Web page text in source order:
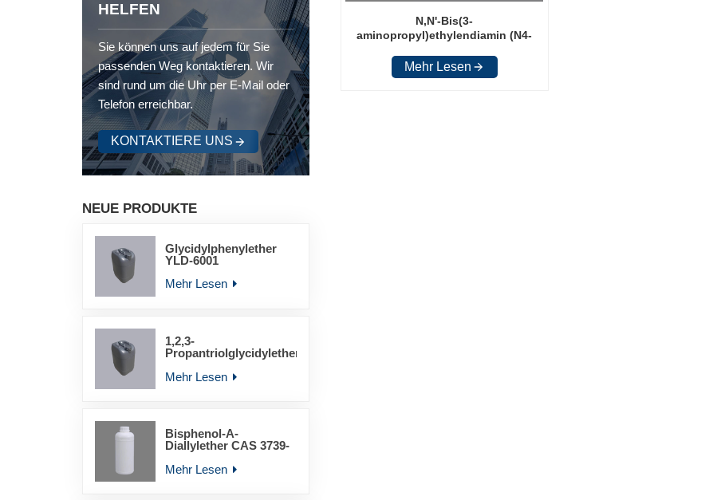
HELFEN
Sie können uns auf jedem für Sie
passenden Weg kontaktieren. Wir
sind rund um die Uhr per E-Mail oder
Telefon erreichbar.
KONTAKTIERE UNS
NEUE PRODUKTE
Glycidylphenylether
YLD-6001
Mehr Lesen
1,2,3-
Propantriolglycidylether
Mehr Lesen
Bisphenol-A-
Diallylether CAS 3739-
Mehr Lesen
N,N'-Bis(3-
aminopropyl)ethylendiamin (N4-
Mehr Lesen